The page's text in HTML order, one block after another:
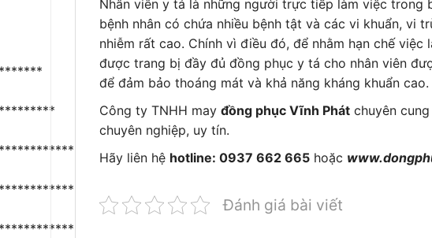
Nhân viên y tá là những người trực tiếp làm việc
bệnh nhân có chứa nhiều bệnh tật và các vi khuẩn, vi
nhiễm rất cao. Chính vì điều đó, để nhằm hạn chế
được trang bị đầy đủ đồng phục y tá cho nhân viên
để đảm bảo thoáng mát và khả năng kháng khuẩn cao.
Công ty TNHH may đồng phục Vĩnh Phát chuyên
chuyên nghiệp, uy tín.
Hãy liên hệ hotline: 0937 662 665 hoặc
Đánh giá bài viết